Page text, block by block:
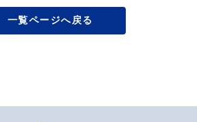
一覧ページへ戻る